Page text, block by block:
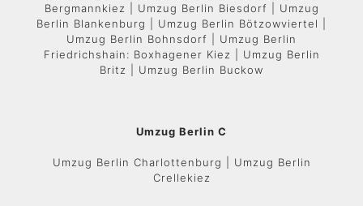
Bergmannkiez | Umzug Berlin Biesdorf | Umzug
Berlin Blankenburg | Umzug Berlin Bötzowviertel |
Umzug Berlin Bohnsdorf | Umzug Berlin
Friedrichshain: Boxhagener Kiez | Umzug Berlin
Britz | Umzug Berlin Buckow
Umzug Berlin C
Umzug Berlin Charlottenburg | Umzug Berlin
Crellekiez